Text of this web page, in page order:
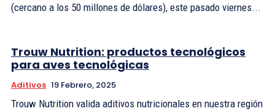
(cercano a los 50 millones de dólares), este pasado viernes...
Trouw Nutrition: productos tecnológicos
para aves tecnológicas
Aditivos 19 Febrero, 2025
Trouw Nutrition valida aditivos nutricionales en nuestra región